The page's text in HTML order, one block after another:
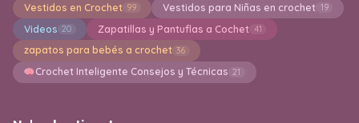
Vestidos en Crochet 99 Vestidos para Niñas en crochet 19
Videos 20 Zapatillas y Pantuflas a Cochet 41
zapatos para bebés a crochet 36
Crochet Inteligente Consejos y Técnicas 21